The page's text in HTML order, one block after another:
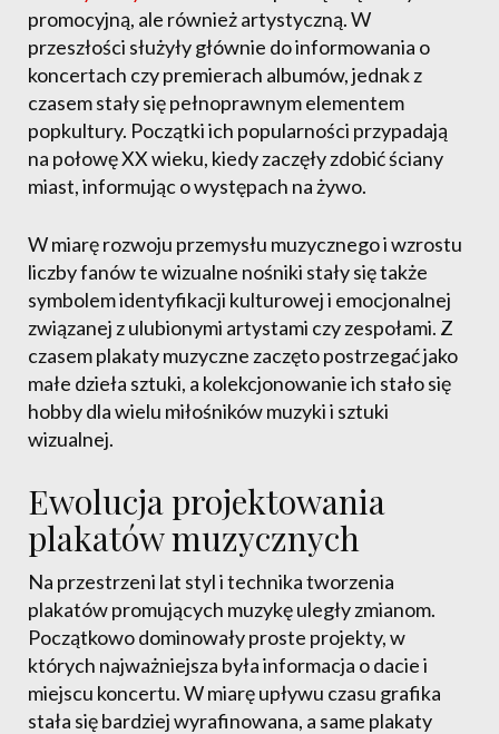
promocyjną, ale również artystyczną. W
przeszłości służyły głównie do informowania o
koncertach czy premierach albumów, jednak z
czasem stały się pełnoprawnym elementem
popkultury. Początki ich popularności przypadają
na połowę XX wieku, kiedy zaczęły zdobić ściany
miast, informując o występach na żywo.
W miarę rozwoju przemysłu muzycznego i wzrostu
liczby fanów te wizualne nośniki stały się także
symbolem identyfikacji kulturowej i emocjonalnej
związanej z ulubionymi artystami czy zespołami. Z
czasem plakaty muzyczne zaczęto postrzegać jako
małe dzieła sztuki, a kolekcjonowanie ich stało się
hobby dla wielu miłośników muzyki i sztuki
wizualnej.
Ewolucja projektowania
plakatów muzycznych
Na przestrzeni lat styl i technika tworzenia
plakatów promujących muzykę uległy zmianom.
Początkowo dominowały proste projekty, w
których najważniejsza była informacja o dacie i
miejscu koncertu. W miarę upływu czasu grafika
stała się bardziej wyrafinowana, a same plakaty